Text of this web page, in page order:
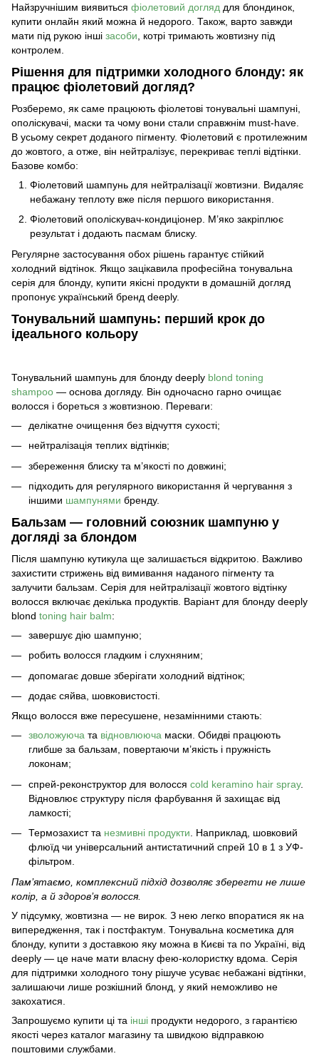
Найзручнішим виявиться фіолетовий догляд для блондинок,
купити онлайн який можна й недорого. Також, варто завжди
мати під рукою інші засоби , котрі тримають жовтизну під
контролем.
Рішення для підтримки холодного блонду: як
працює фіолетовий догляд?
Розберемо, як саме працюють фіолетові тонувальні шампуні,
ополіскувачі, маски та чому вони стали справжнім must-have.
В усьому секрет доданого пігменту. Фіолетовий є протилежним
до жовтого, а отже, він нейтралізує, перекриває теплі відтінки.
Базове комбо:
Фіолетовий шампунь для нейтралізації жовтизни . Видаляє
небажану теплоту вже після першого використання.
Фіолетовий ополіскувач-кондиціонер. М’яко закріплює
результат і додають пасмам блиску.
Регулярне застосування обох рішень гарантує стійкий
холодний відтінок. Якщо зацікавила професійна тонувальна
серія для блонду, купити якісні продукти в домашній догляд
пропонує український бренд deeply.
Тонувальний шампунь: перший крок до
ідеального кольору
Тонувальний шампунь для блонду deeply blond toning
shampoo — основа догляду. Він одночасно гарно очищає
волосся і бореться з жовтизною. Переваги:
делікатне очищення без відчуття сухості;
нейтралізація теплих відтінків;
збереження блиску та м’якості по довжині;
підходить для регулярного використання й чергування з
іншими шампунями бренду.
Бальзам — головний союзник шампуню у
догляді за блондом
Після шампуню кутикула ще залишається відкритою. Важливо
захистити стрижень від вимивання наданого пігменту та
залучити бальзам. Серія для нейтралізації жовтого відтінку
волосся включає декілька продуктів. Варіант для блонду deeply
blond toning hair balm:
завершує дію шампуню;
робить волосся гладким і слухняним;
допомагає довше зберігати холодний відтінок;
додає сяйва, шовковистості.
Якщо волосся вже пересушене, незамінними стають:
зволожуюча та відновлююча маски. Обидві працюють
глибше за бальзам, повертаючи м’якість і пружність
локонам;
спрей-реконструктор для волосся cold keramino hair spray.
Відновлює структуру після фарбування й захищає від
ламкості;
Термозахист та незмивні продукти . Наприклад, шовковий
флюїд чи універсальний антистатичний спрей 10 в 1 з УФ-
фільтром.
Пам’ятаємо, комплексний підхід дозволяє зберегти не лише
колір, а й здоров’я волосся.
У підсумку, жовтизна — не вирок. З нею легко впоратися як на
випередження, так і постфактум. Тонувальна косметика для
блонду, купити з доставкою яку можна в Києві та по Україні, від
deeply — це наче мати власну фею-колористку вдома. Серія
для підтримки холодного тону рішуче усуває небажані відтінки,
залишаючи лише розкішний блонд, у який неможливо не
закохатися.
Запрошуємо купити ці та інші продукти недорого, з гарантією
якості через каталог магазину та швидкою відправкою
поштовими службами.